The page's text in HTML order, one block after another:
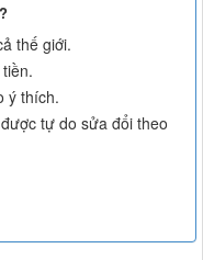
thế giới.
ý thích.
tự do sửa đổi theo